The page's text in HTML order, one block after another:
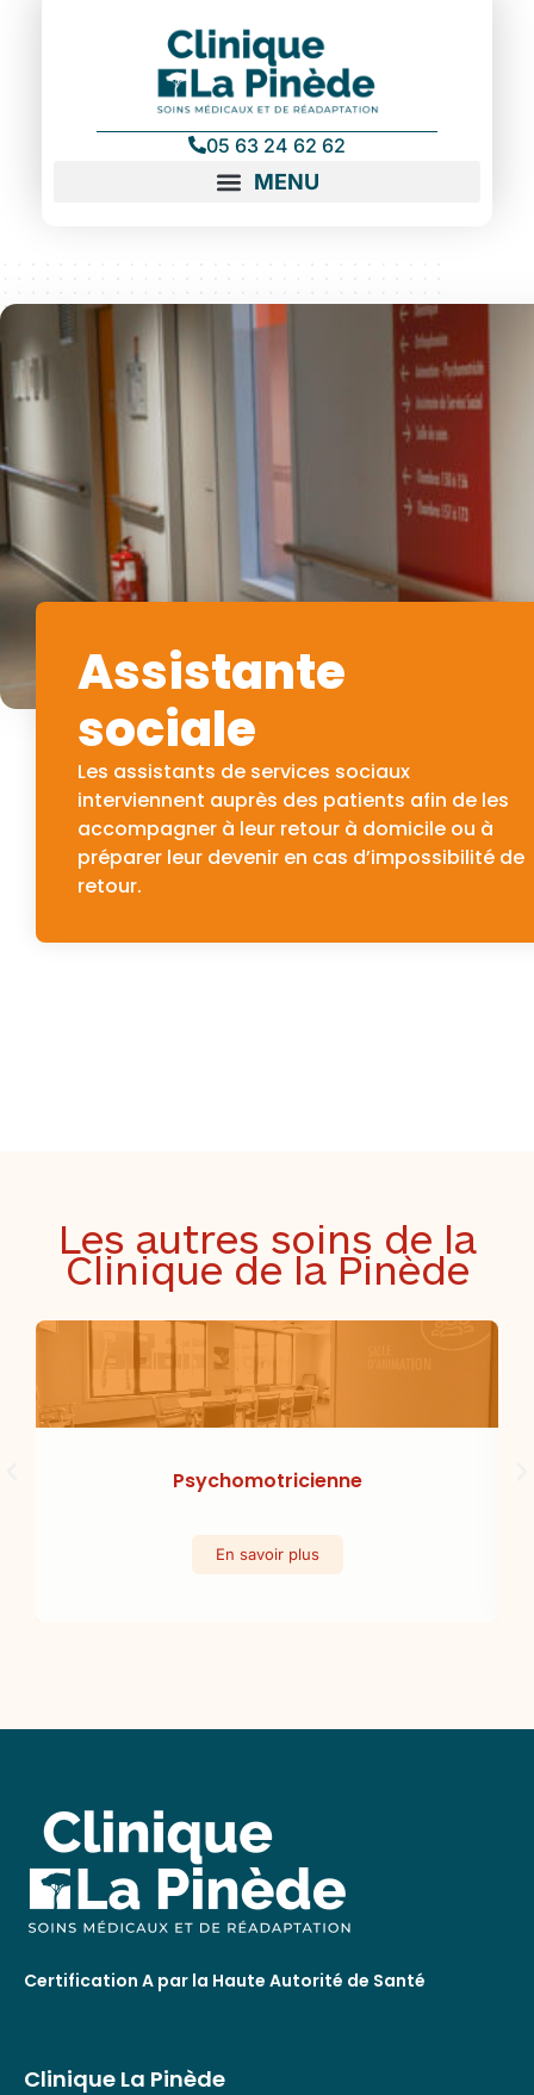
05 63 24 62 62
Assistante
sociale
Les assistants de services sociaux
interviennent auprès des patients afin de les
accompagner à leur retour à domicile ou à
préparer leur devenir en cas d’impossibilité de
retour.
Les autres soins de la
Clinique de la Pinède
Psychomotricienne
En savoir plus
Certification A par la Haute Autorité de Santé
Clinique La Pinède